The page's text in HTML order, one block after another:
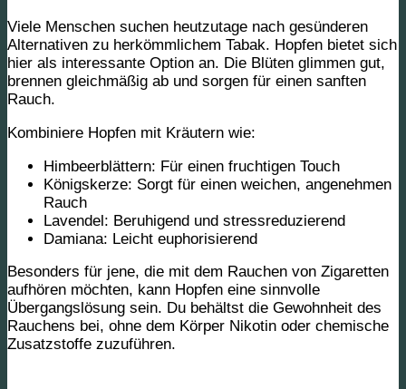
Viele Menschen suchen heutzutage nach gesünderen
Alternativen zu herkömmlichem Tabak. Hopfen bietet sich
hier als interessante Option an. Die Blüten glimmen gut,
brennen gleichmäßig ab und sorgen für einen sanften
Rauch.
Kombiniere Hopfen mit Kräutern wie:
Himbeerblättern: Für einen fruchtigen Touch
Königskerze: Sorgt für einen weichen, angenehmen
Rauch
Lavendel: Beruhigend und stressreduzierend
Damiana: Leicht euphorisierend
Besonders für jene, die mit dem Rauchen von Zigaretten
aufhören möchten, kann Hopfen eine sinnvolle
Übergangslösung sein. Du behältst die Gewohnheit des
Rauchens bei, ohne dem Körper Nikotin oder chemische
Zusatzstoffe zuzuführen.